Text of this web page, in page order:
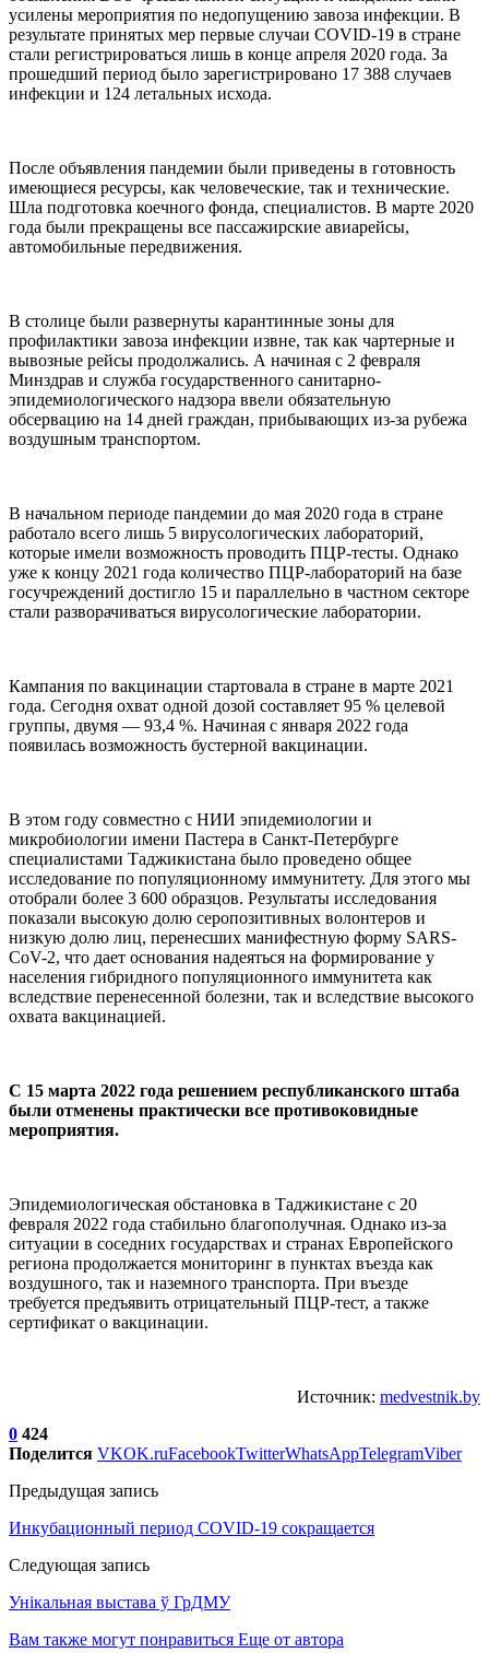
усилены мероприятия по недопущению завоза инфекции. В
результате принятых мер первые случаи COVID-19 в стране
стали регистрироваться лишь в конце апреля 2020 года. За
прошедший период было зарегистрировано 17 388 случаев
инфекции и 124 летальных исхода.
После объявления пандемии были приведены в готовность
имеющиеся ресурсы, как человеческие, так и технические.
Шла подготовка коечного фонда, специалистов. В марте 2020
года были прекращены все пассажирские авиарейсы,
автомобильные передвижения.
В столице были развернуты карантинные зоны для
профилактики завоза инфекции извне, так как чартерные и
вывозные рейсы продолжались. А начиная с 2 февраля
Минздрав и служба государственного санитарно-
эпидемиологического надзора ввели обязательную
обсервацию на 14 дней граждан, прибывающих из-за рубежа
воздушным транспортом.
В начальном периоде пандемии до мая 2020 года в стране
работало всего лишь 5 вирусологических лабораторий,
которые имели возможность проводить ПЦР-тесты. Однако
уже к концу 2021 года количество ПЦР-лабораторий на базе
госучреждений достигло 15 и параллельно в частном секторе
стали разворачиваться вирусологические лаборатории.
Кампания по вакцинации стартовала в стране в марте 2021
года. Сегодня охват одной дозой составляет 95 % целевой
группы, двумя — 93,4 %. Начиная с января 2022 года
появилась возможность бустерной вакцинации.
В этом году совместно с НИИ эпидемиологии и
микробиологии имени Пастера в Санкт-Петербурге
специалистами Таджикистана было проведено общее
исследование по популяционному иммунитету. Для этого мы
отобрали более 3 600 образцов. Результаты исследования
показали высокую долю серопозитивных волонтеров и
низкую долю лиц, перенесших манифестную форму SARS-
CoV-2, что дает основания надеяться на формирование у
населения гибридного популяционного иммунитета как
вследствие перенесенной болезни, так и вследствие высокого
охвата вакцинацией.
С 15 марта 2022 года решением республиканского штаба
были отменены практически все противоковидные
мероприятия.
Эпидемиологическая обстановка в Таджикистане с 20
февраля 2022 года стабильно благополучная. Однако из-за
ситуации в соседних государствах и странах Европейского
региона продолжается мониторинг в пунктах въезда как
воздушного, так и наземного транспорта. При въезде
требуется предъявить отрицательный ПЦР-тест, а также
сертификат о вакцинации.
Источник: medvestnik.by
0 424
Поделится VKOK.ruFacebookTwitterWhatsAppTelegramViber
Предыдущая запись
Инкубационный период COVID-19 сокращается
Следующая запись
Унікальная выстава ў ГрДМУ
Вам также могут понравиться Еще от автора